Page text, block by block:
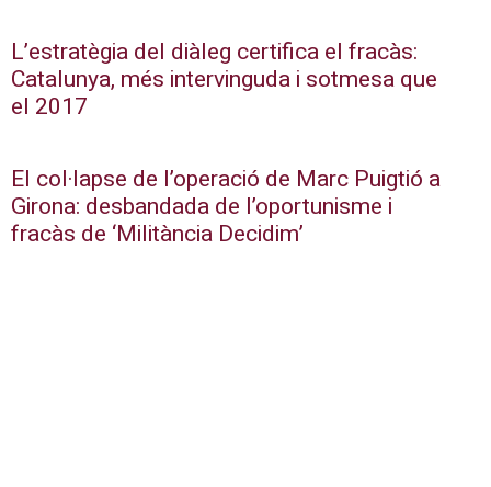
L’estratègia del diàleg certifica el fracàs:
Catalunya, més intervinguda i sotmesa que
el 2017
El col·lapse de l’operació de Marc Puigtió a
Girona: desbandada de l’oportunisme i
fracàs de ‘Militància Decidim’